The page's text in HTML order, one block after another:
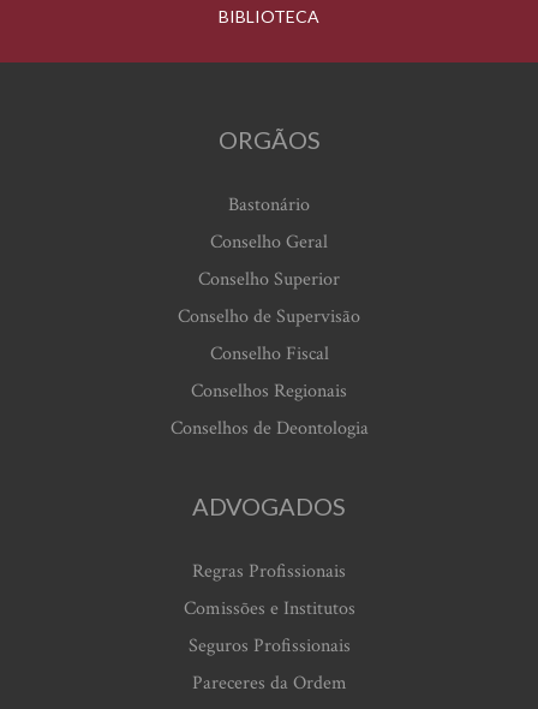
BIBLIOTECA
ORGÃOS
Bastonário
Conselho Geral
Conselho Superior
Conselho de Supervisão
Conselho Fiscal
Conselhos Regionais
Conselhos de Deontologia
ADVOGADOS
Regras Profissionais
Comissões e Institutos
Seguros Profissionais
Pareceres da Ordem